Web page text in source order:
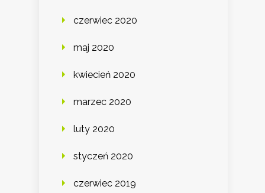
czerwiec 2020
maj 2020
kwiecień 2020
marzec 2020
luty 2020
styczeń 2020
czerwiec 2019